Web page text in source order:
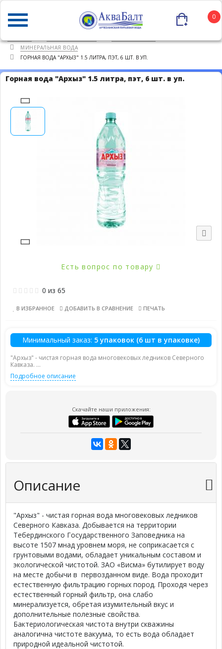
0
МИНЕРАЛЬНАЯ ВОДА
ГОРНАЯ ВОДА "АРХЫЗ" 1.5 ЛИТРА, ПЭТ, 6 ШТ. В УП.
Горная вода "Архыз" 1.5 литра, пэт, 6 шт. в уп.
Есть вопрос по товару
0 из 65
В ИЗБРАННОЕ ДОБАВИТЬ В СРАВНЕНИЕ ПЕЧАТЬ
Минимальный заказ: 5 упаковок (6 шт в упаковке)
"Архыз" - чистая горная вода многовековых ледников Северного
Кавказа. ...
Подробное описание
Скачайте наши приложения:
Описание
"Архыз" - чистая горная вода многовековых ледников
Северного Кавказа. Добывается на территории
Тебердинского Государственного Заповедника на
высоте 1507 мнад уровнем моря, не соприкасается с
грунтовыми водами, обладает уникальным составом и
экологической чистотой. ЗАО «Висма» бутилирует воду
на месте добычи в первозданном виде. Вода проходит
естественную фильтрацию горных пород. Проходя через
естественный горный фильтр, она слабо
минерализуется, обретая изумительный вкус и
дополнительные полезные свойства.
Бактериологическая чистота внутри скважины
аналогична чистоте вакуума, то есть вода обладает
природной идеальной чистотой.